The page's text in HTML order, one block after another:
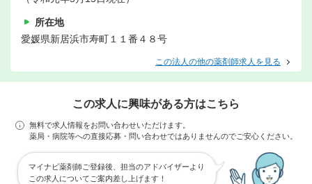
所在地
愛媛県新居浜市寿町１１番４８号
この法人の他の薬剤師求人を見る
この求人に興味がある方はこちら
無料で求人情報をお問い合わせいただけます。
薬局・病院等への直接応募・問い合わせではありませんのでご安心ください。
マイナビ薬剤師ご登録後、担当のアドバイザーより
この求人についてご案内差し上げます！